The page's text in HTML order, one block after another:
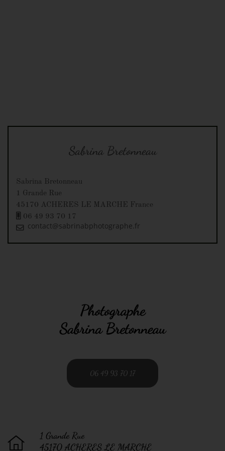
Sabrina Bretonneau
Sabrina Bretonneau
1 Grande Rue
45170 ACHERES LE MARCHE France
06 49 93 70 17
06 49 93 70 17
1 Grande Rue
45170 ACHERES LE MARCHE